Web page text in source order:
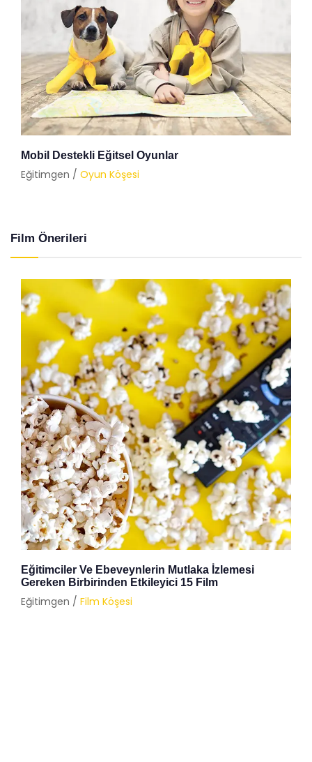
Mobil Destekli Eğitsel Oyunlar
Eğitimgen / Oyun Köşesi
Film Önerileri
Eğitimciler Ve Ebeveynlerin Mutlaka İzlemesi
Gereken Birbirinden Etkileyici 15 Film
Eğitimgen / Film Köşesi